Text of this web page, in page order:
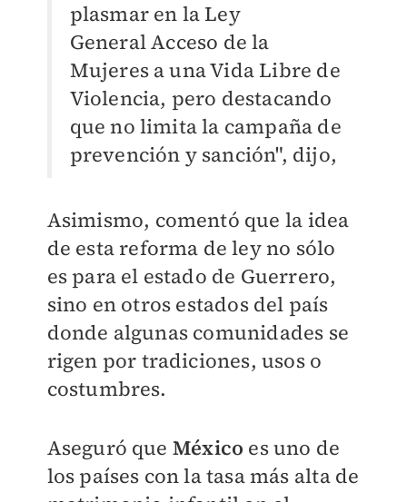
plasmar en la Ley
GeneralAcceso de la
Mujeres a una Vida Libre de
Violencia, pero destacando
que no limita la campaña de
prevención y sanción", dijo,
Asimismo, comentó que la idea
de esta reforma de ley no sólo
es para el estado de Guerrero,
sino en otros estados del país
donde algunas comunidades se
rigen por tradiciones, usos o
costumbres.
Aseguró que México es uno de
los países con la tasa más alta de